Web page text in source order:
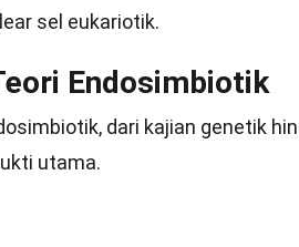
sel eukariotik.
Endosimbiotik
dari kajian genetik
utama.